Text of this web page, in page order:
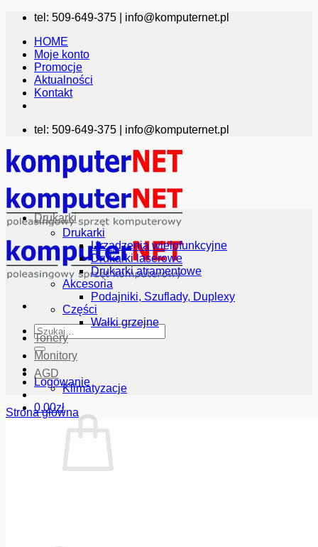
Przewiń
zawartości
tel: 509-649-375 | info@komputernet.pl
HOME
Moje konto
Promocje
Aktualności
Kontakt
tel: 509-649-375 | info@komputernet.pl
Szukaj:
Logowanie
0.00zł
Drukarki
Drukarki
Urządzenia wielofunkcyjne
Drukarki laserowe
Drukarki atramentowe
Akcesoria
Podajniki, Szuflady, Duplexy
Części
Wałki grzejne
Tonery
Monitory
AGD
Klimatyzacje
Strona główna